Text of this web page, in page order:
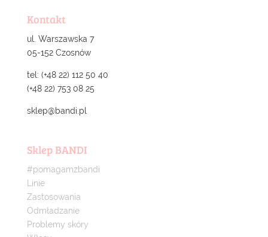
Kontakt
ul. Warszawska 7
05-152 Czosnów
tel: (+48 22) 112 50 40
(+48 22) 753 08 25
sklep@bandi.pl
Sklep BANDI
#pomagamzbandi
Linie
Zastosowania
Odmładzanie
Problemy skóry